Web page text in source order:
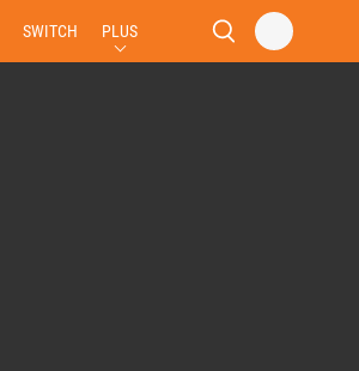
SWITCH PLUS